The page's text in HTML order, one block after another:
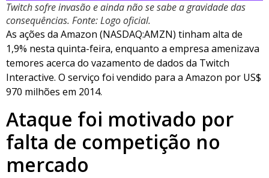
Twitch sofre invasão e ainda não se sabe a gravidade das
consequências. Fonte: Logo oficial.
As ações da Amazon (NASDAQ:AMZN) tinham alta de
1,9% nesta quinta-feira, enquanto a empresa amenizava
temores acerca do vazamento de dados da Twitch
Interactive. O serviço foi vendido para a Amazon por US$
970 milhões em 2014.
Ataque foi motivado por
falta de competição no
mercado